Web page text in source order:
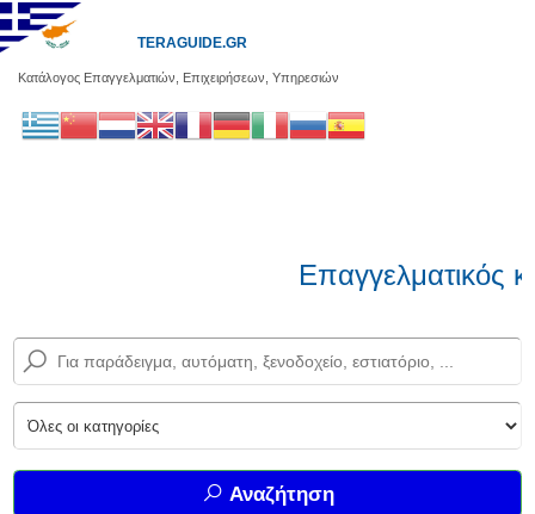
Κατάλογος Επαγγελματιών, Επιχειρήσεων, Υπηρεσιών
TERAGUIDE.GR
Επαγγελματικός
Αναζήτηση